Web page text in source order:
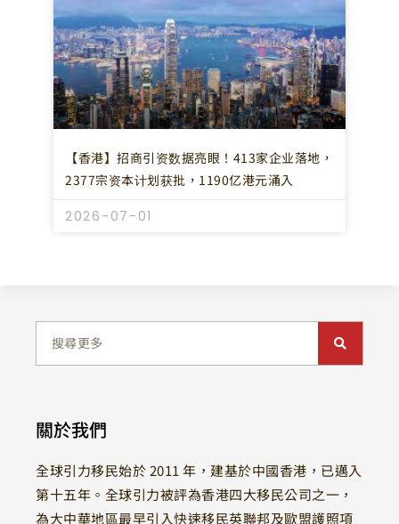
【香港】招商引资数据亮眼！413家企业落地，
2377宗资本计划获批，1190亿港元涌入
2026-07-01
關於我們
全球引力移民始於 2011 年，建基於中國香港，已邁入
第十五年。全球引力被評為香港四大移民公司之一，
為大中華地區最早引入快速移民英聯邦及歐盟護照項